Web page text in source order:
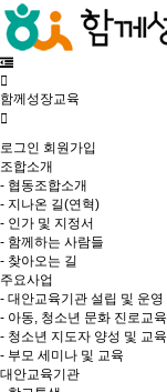
함께성장교육
로그인 회원가입
조합소개
- 협동조합소개
- 지나온 길(연혁)
- 인가 및 지정서
- 함께하는 사람들
- 찾아오는 길
주요사업
- 대안교육기관 설립 및 운영
- 아동, 청소년 문화 진로교육
- 청소년 지도자 양성 및 교육
- 부모 세미나 및 교육
대안교육기관